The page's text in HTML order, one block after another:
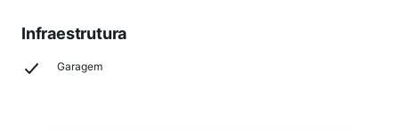
Infraestrutura
Garagem